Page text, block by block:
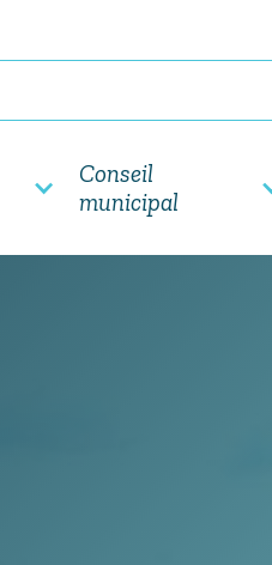
Conseil
municipal